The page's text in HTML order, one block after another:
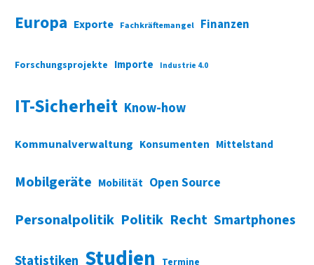
Europa Exporte Fachkräftemangel Finanzen
Forschungsprojekte Importe Industrie 4.0
IT-Sicherheit Know-how
Kommunalverwaltung Konsumenten Mittelstand
Mobilgeräte Mobilität Open Source
Personalpolitik Politik Recht Smartphones
Statistiken Studien Termine